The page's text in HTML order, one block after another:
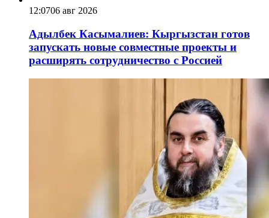
12:0706 авг 2026
Адылбек Касымалиев: Кыргызстан готов
запускать новые совместные проекты и
расширять сотрудничество с Россией